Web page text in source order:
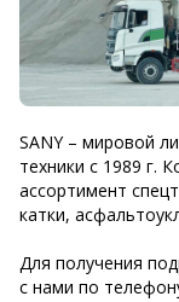
SANY – мировой
техники с 1989 г.
ассортимент
катки,
Для получения
с нами по